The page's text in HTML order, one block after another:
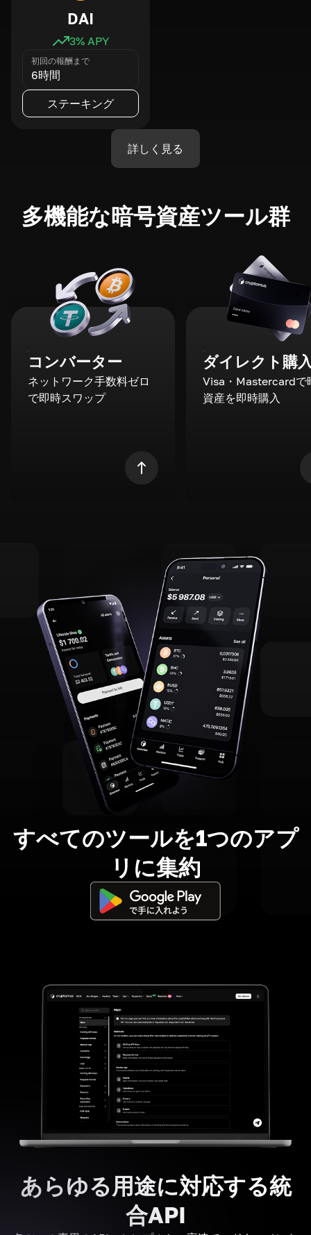
DAI
3% APY
初回の報酬まで
6時間
ステーキング
詳しく見る
多機能な暗号資産ツール群
コンバーター
ネットワーク手数料ゼロ
で即時スワップ
ダイレクト購
Visa・Mastercardで
資産を即時購入
すべてのツールを1つのアプ
リに集約
あらゆる用途に対応する統
合API